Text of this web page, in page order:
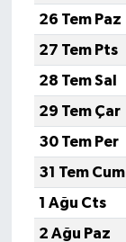
26 Tem Paz
27 Tem Pts
28 Tem Sal
29 Tem Çar
30 Tem Per
31 Tem Cum
1 Ağu Cts
2 Ağu Paz